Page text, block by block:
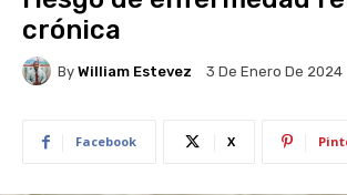
crónica
By William Estevez 3 De Enero De 2024
Facebook X